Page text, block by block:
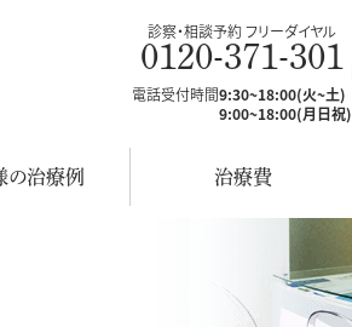
診察・相談予約 フリーダイヤル
0120-371-301
電話受付時間9:30~18:00(火~土)
9:00~18:00(月日祝)
の治療例 治療費